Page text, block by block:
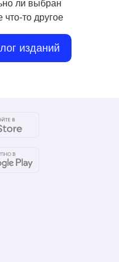
ли выбран
то другое
изданий